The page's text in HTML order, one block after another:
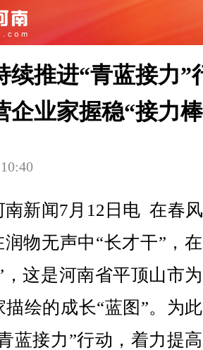
续推进“青蓝接力”
企业家握稳“接力
闻7月12日电 在春风
润物无声中“长才干”，
，这是河南省平顶山市
绘的成长“蓝图”。为
蓝接力”行动，着力提